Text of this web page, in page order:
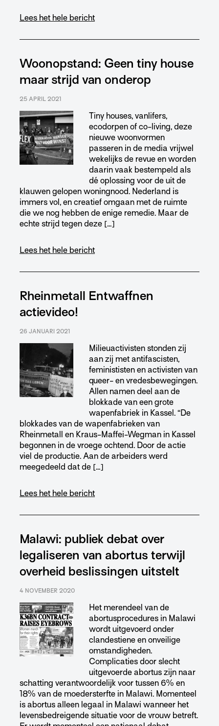
Lees het hele bericht
Woonopstand: Geen tiny house
maar strijd van onderop
25 APRIL 2021
Tiny houses, vanlifers,
ecodorpen of co-living, deze
nieuwe woonvormen
passeren in de media vrijwel
wekelijks de revue en worden
daarin vaak bestempeld als
dé oplossing voor de uit de
klauwen gelopen woningnood. Nederland is
immers vol, en creatief omgaan met de ruimte
die we nog hebben de enige remedie. Maar de
echte strijd tegen deze […]
Lees het hele bericht
Rheinmetall Entwaffnen
actievideo!
26 JANUARI 2021
Milieuactivisten stonden zij
aan zij met antifascisten,
feminististen en activisten van
queer- en vredesbewegingen.
Allen namen deel aan de
blokkade van een grote
wapenfabriek in Kassel. “De
blokkades van de wapenfabrieken van
Rheinmetall en Kraus-Maffei-Wegman in Kassel
begonnen in de vroege ochtend. Door de actie
viel de productie. Aan de arbeiders werd
meegedeeld dat de […]
Lees het hele bericht
Malawi: publiek debat over
legaliseren van abortus terwijl
overheid beslissingen uitstelt
4 NOVEMBER 2020
Het merendeel van de
abortusprocedures in Malawi
wordt uitgevoerd onder
clandestiene en onveilige
omstandigheden.
Complicaties door slecht
uitgevoerde abortus zijn naar
schatting verantwoordelijk voor tussen 6% en
18% van de moedersterfte in Malawi. Momenteel
is abortus alleen legaal in Malawi wanneer het
levensbedreigende situatie voor de vrouw betreft.